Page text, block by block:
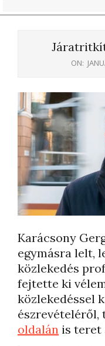
ON:
Karácsony
egymásra lelt,
közlekedés
fejtette ki
közlekedéssel
észrevételéről,
oldalán is teret